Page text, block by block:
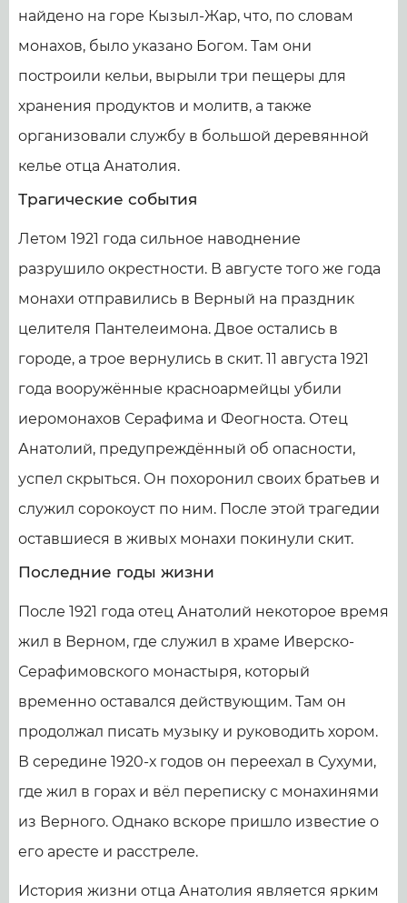
найдено на горе Кызыл-Жар, что, по словам
монахов, было указано Богом. Там они
построили кельи, вырыли три пещеры для
хранения продуктов и молитв, а также
организовали службу в большой деревянной
келье отца Анатолия.
Трагические события
Летом 1921 года сильное наводнение
разрушило окрестности. В августе того же года
монахи отправились в Верный на праздник
целителя Пантелеимона. Двое остались в
городе, а трое вернулись в скит. 11 августа 1921
года вооружённые красноармейцы убили
иеромонахов Серафима и Феогноста. Отец
Анатолий, предупреждённый об опасности,
успел скрыться. Он похоронил своих братьев и
служил сорокоуст по ним. После этой трагедии
оставшиеся в живых монахи покинули скит.
Последние годы жизни
После 1921 года отец Анатолий некоторое время
жил в Верном, где служил в храме Иверско-
Серафимовского монастыря, который
временно оставался действующим. Там он
продолжал писать музыку и руководить хором.
В середине 1920-х годов он переехал в Сухуми,
где жил в горах и вёл переписку с монахинями
из Верного. Однако вскоре пришло известие о
его аресте и расстреле.
История жизни отца Анатолия является ярким